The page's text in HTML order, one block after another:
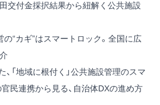
交付金採択結果から紐解く公共施設
“カギ”はスマートロック。全国に広
「地域に根付く」公共施設管理のスマ
民連携から見る、自治体DXの進め方